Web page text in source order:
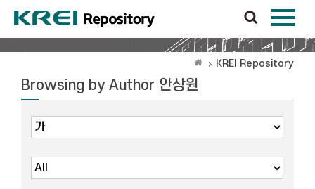
KREI Repository
Browsing by Author 안상원